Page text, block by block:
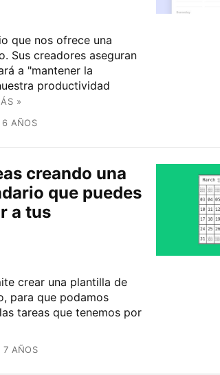
que nos ofrece una
Sus creadores aseguran
a "mantener la
productividad
»
6 AÑOS
creando una
que puedes
a tus
crear una plantilla de
para que podamos
tareas que tenemos por
7 AÑOS